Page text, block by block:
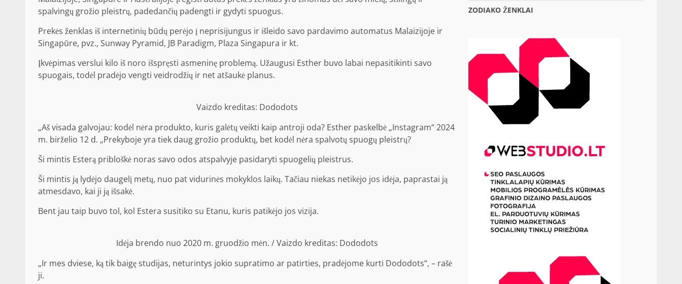
spalvingų grožio pleistrų, padedančių padengti ir gydyti spuogus.
Prekės ženklas iš internetinių būdų perėjo į neprisijungus ir išleido savo pardavimo automatus Malaizijoje ir
Singapūre, pvz., Sunway Pyramid, JB Paradigm, Plaza Singapura ir kt.
Įkvėpimas verslui kilo iš noro išspręsti asmeninę problemą. Užaugusi Esther buvo labai nepasitikinti savo
spuogais, todėl pradėjo vengti veidrodžių ir net atšaukė planus.
Vaizdo kreditas: Dododots
„Aš visada galvojau: kodėl nėra produkto, kuris galėtų veikti kaip antroji oda? Esther paskelbė „Instagram“ 2024
m. birželio 12 d. „Prekyboje yra tiek daug grožio produktų, bet kodėl nėra spalvotų spuogų pleistrų?
Ši mintis Esterą pribloškė noras savo odos atspalvyje pasidaryti spuogelių pleistrus.
Ši mintis ją lydėjo daugelį metų, nuo pat vidurinės mokyklos laikų. Tačiau niekas netikėjo jos idėja, paprastai ją
atmesdavo, kai ji ją išsakė.
Bent jau taip buvo tol, kol Estera susitiko su Etanu, kuris patikėjo jos vizija.
Idėja brendo nuo 2020 m. gruodžio mėn. / Vaizdo kreditas: Dododots
„Ir mes dviese, ką tik baigę studijas, neturintys jokio supratimo ar patirties, pradėjome kurti Dododots“, – rašė
ji.
ZODIAKO ŽENKLAI